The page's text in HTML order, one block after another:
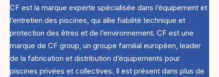
CF est la marque experte spécialisée dans l’équipement et
l’entretien des piscines, qui allie fiabilité technique et
protection des êtres et de l’environnement. CF est une
marque de CF group, un groupe familial européen, leader
de la fabrication et distribution d’équipements pour
piscines privées et collectives. Il est présent dans plus de